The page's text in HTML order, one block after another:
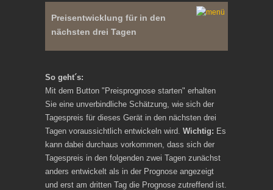
Preisentwicklung für in den
nächsten drei Tagen
So geht´s:
Mit dem Button "Preisprognose starten" erhalten
Sie eine unverbindliche Schätzung, wie sich der
Tagespreis für dieses Gerät in den nächsten drei
Tagen voraussichtlich entwickeln wird. Wichtig: Es
kann dabei durchaus vorkommen, dass sich der
Tagespreis in den folgenden zwei Tagen zunächst
anders entwickelt als in der Prognose angezeigt
und erst am dritten Tag die Prognose zutreffend ist.